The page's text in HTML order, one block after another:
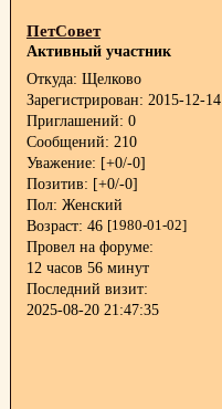
ПетСовет
Активный участник
Откуда: Щелково
Зарегистрирован: 2015-12-14
Приглашений: 0
Сообщений: 210
Уважение: [+0/-0]
Позитив: [+0/-0]
Пол: Женский
Возраст: 46 [1980-01-02]
Провел на форуме:
12 часов 56 минут
Последний визит:
2025-08-20 21:47:35